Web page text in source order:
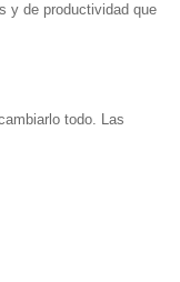
y de productividad que
todo. Las